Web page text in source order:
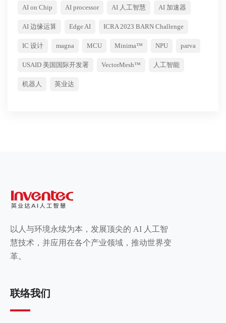
AI on Chip AI processor AI 人工智慧 AI 加速器
AI 边缘运算 Edge AI ICRA 2023 BARN Challenge
IC 设计 magna MCU Minima™ NPU parva
USAID 美国国际开发署 VectorMesh™ 人工智能
机器人 英业达
以人与环境永续为本，发展顶尖的 AI 人工智
慧技术，并应用在各个产业领域，推动世界变
革。
联络我们